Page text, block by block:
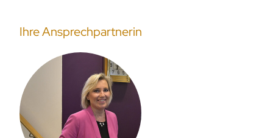
Ihre Ansprechpartnerin